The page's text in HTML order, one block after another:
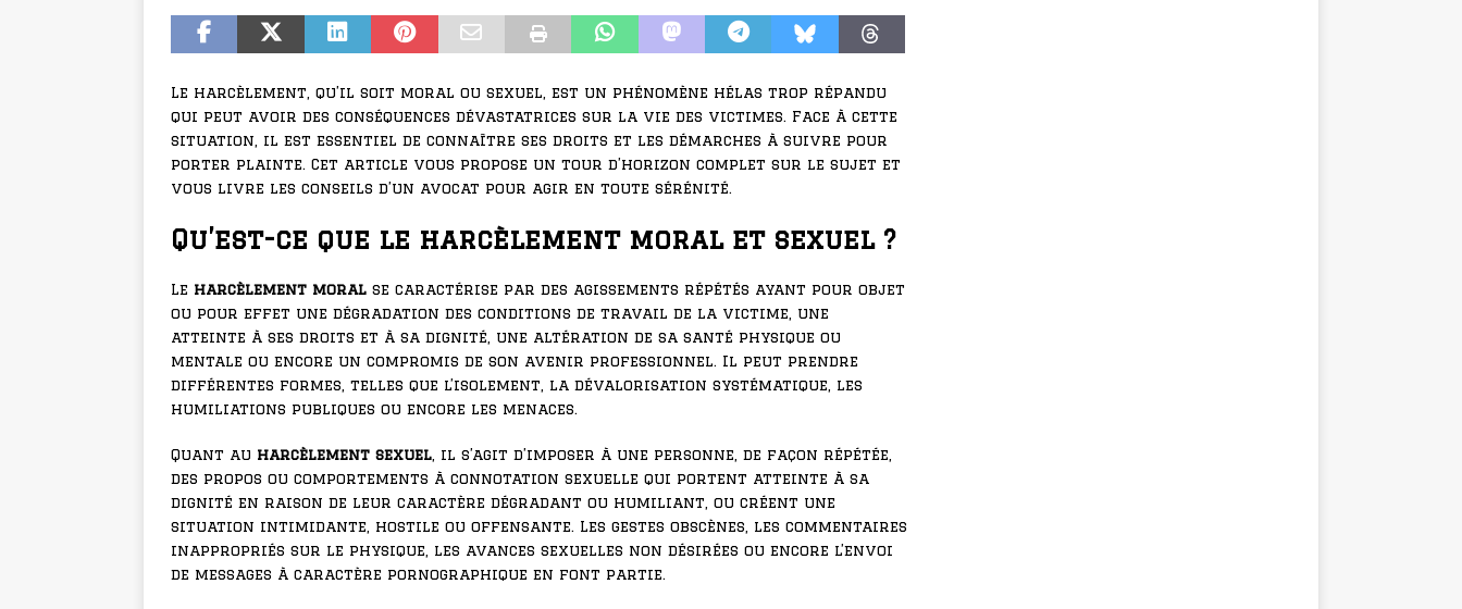
Le harcèlement, qu’il soit moral ou sexuel, est un phénomène hélas trop répandu
qui peut avoir des conséquences dévastatrices sur la vie des victimes. Face à cette
situation, il est essentiel de connaître ses droits et les démarches à suivre pour
porter plainte. Cet article vous propose un tour d’horizon complet sur le sujet et
vous livre les conseils d’un avocat pour agir en toute sérénité.
Qu’est-ce que le harcèlement moral et sexuel ?
Le harcèlement moral se caractérise par des agissements répétés ayant pour objet
ou pour effet une dégradation des conditions de travail de la victime, une
atteinte à ses droits et à sa dignité, une altération de sa santé physique ou
mentale ou encore un compromis de son avenir professionnel. Il peut prendre
différentes formes, telles que l’isolement, la dévalorisation systématique, les
humiliations publiques ou encore les menaces.
Quant au harcèlement sexuel , il s’agit d’imposer à une personne, de façon répétée,
des propos ou comportements à connotation sexuelle qui portent atteinte à sa
dignité en raison de leur caractère dégradant ou humiliant, ou créent une
situation intimidante, hostile ou offensante. Les gestes obscènes, les commentaires
inappropriés sur le physique, les avances sexuelles non désirées ou encore l’envoi
de messages à caractère pornographique en font partie.